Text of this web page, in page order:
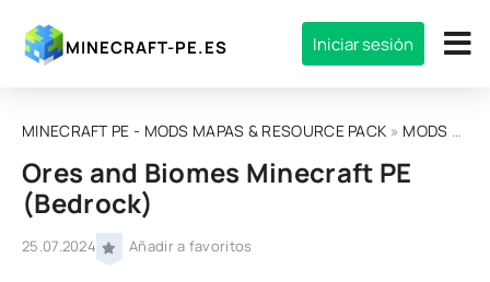
MINECRAFT-PE.ES Iniciar sesión
MINECRAFT PE - MODS MAPAS & RESOURCE PACK » MODS
Ores and Biomes Minecraft PE
(Bedrock)
25.07.2024 Añadir a favoritos